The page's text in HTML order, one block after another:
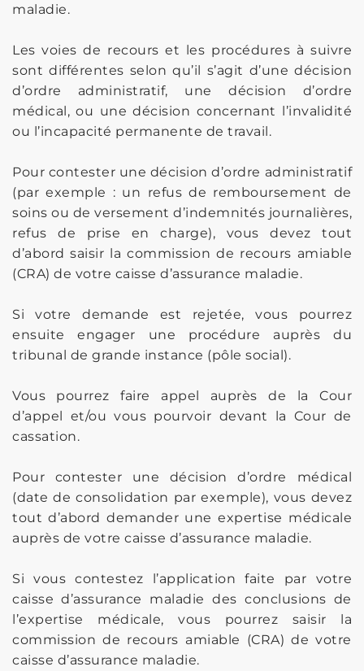
maladie.
Les voies de recours et les procédures à suivre
sont différentes selon qu’il s’agit d’une décision
d’ordre administratif, une décision d’ordre
médical, ou une décision concernant l’invalidité
ou l’incapacité permanente de travail.
Pour contester une décision d’ordre administratif
(par exemple : un refus de remboursement de
soins ou de versement d’indemnités journalières,
refus de prise en charge), vous devez tout
d’abord saisir la commission de recours amiable
(CRA) de votre caisse d’assurance maladie.
Si votre demande est rejetée, vous pourrez
ensuite engager une procédure auprès du
tribunal de grande instance (pôle social).
Vous pourrez faire appel auprès de la Cour
d’appel et/ou vous pourvoir devant la Cour de
cassation.
Pour contester une décision d’ordre médical
(date de consolidation par exemple), vous devez
tout d’abord demander une expertise médicale
auprès de votre caisse d’assurance maladie.
Si vous contestez l’application faite par votre
caisse d’assurance maladie des conclusions de
l’expertise médicale, vous pourrez saisir la
commission de recours amiable (CRA) de votre
caisse d’assurance maladie.